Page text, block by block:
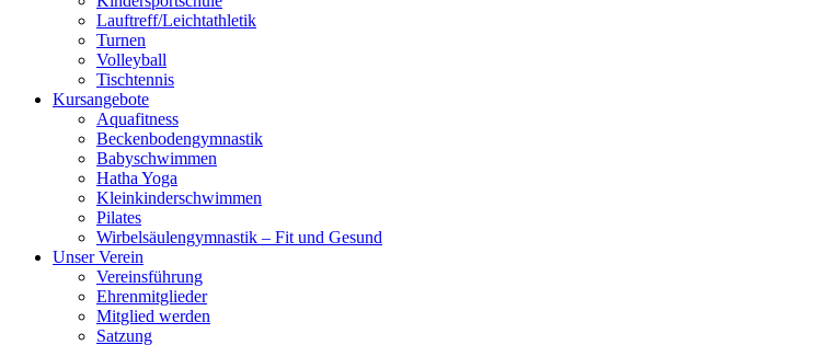
Lauftreff/Leichtathletik
Turnen
Volleyball
Tischtennis
Kursangebote
Aquafitness
Beckenbodengymnastik
Babyschwimmen
Hatha Yoga
Kleinkinderschwimmen
Pilates
Wirbelsäulengymnastik – Fit und Gesund
Unser Verein
Vereinsführung
Ehrenmitglieder
Mitglied werden
Satzung